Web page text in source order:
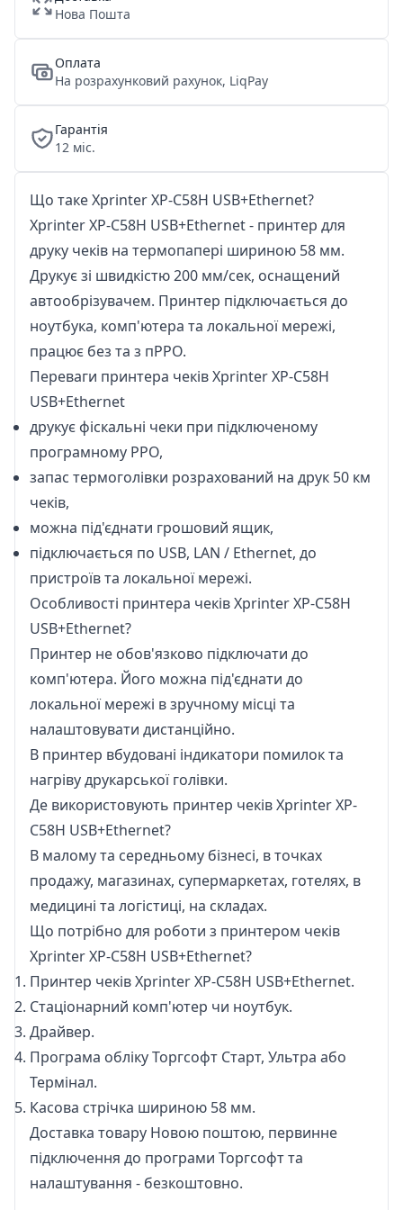
Нова Пошта
Оплата
На розрахунковий рахунок, LiqPay
Гарантія
12 міс.
Що таке Xprinter XP-C58H USB+Ethernet?
Xprinter XP-С58H USB+Ethernet - принтер для
друку чеків на термопапері шириною 58 мм.
Друкує зі швидкістю 200 мм/сек, оснащений
автообрізувачем. Принтер підключається до
ноутбука, комп'ютера та локальної мережі,
працює без та з пРРО.
Переваги принтера чеків Xprinter XP-C58H
USB+Ethernet
друкує фіскальні чеки при підключеному
програмному РРО,
запас термоголівки розрахований на друк 50 км
чеків,
можна під'єднати грошовий ящик,
підключається по USB, LAN / Ethernet, до
пристроїв та локальної мережі.
Особливості принтера чеків Xprinter XP-C58H
USB+Ethernet?
Принтер не обов'язково підключати до
комп'ютера. Його можна під'єднати до
локальної мережі в зручному місці та
налаштовувати дистанційно.
В принтер вбудовані індикатори помилок та
нагріву друкарської голівки.
Де використовують принтер чеків Xprinter XP-
C58H USB+Ethernet?
В малому та середньому бізнесі, в точках
продажу, магазинах, супермаркетах, готелях, в
медицині та логістиці, на складах.
Що потрібно для роботи з принтером чеків
Xprinter XP-C58H USB+Ethernet?
Принтер чеків Xprinter XP-C58H USB+Ethernet.
Стаціонарний комп'ютер чи ноутбук.
Драйвер.
Програма обліку Торгсофт Старт, Ультра або
Термінал.
Касова стрічка шириною 58 мм.
Доставка товару Новою поштою, первинне
підключення до програми Торгсофт та
налаштування - безкоштовно.